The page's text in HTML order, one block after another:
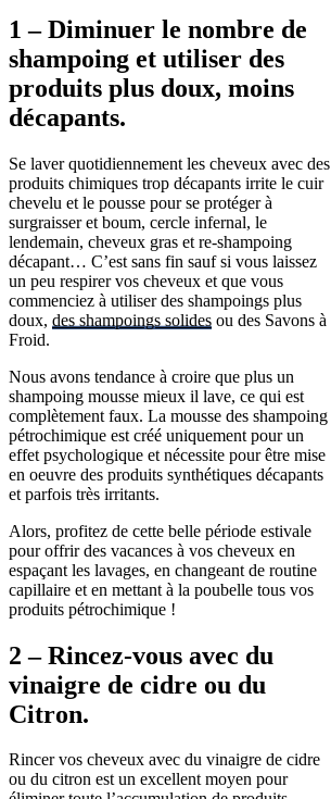
1 – Diminuer le nombre de
shampoing et utiliser des
produits plus doux, moins
décapants.
Se laver quotidiennement les cheveux avec des
produits chimiques trop décapants irrite le cuir
chevelu et le pousse pour se protéger à
surgraisser et boum, cercle infernal, le
lendemain, cheveux gras et re-shampoing
décapant… C’est sans fin sauf si vous laissez
un peu respirer vos cheveux et que vous
commenciez à utiliser des shampoings plus
doux, des shampoings solides ou des Savons à
Froid.
Nous avons tendance à croire que plus un
shampoing mousse mieux il lave, ce qui est
complètement faux. La mousse des shampoing
pétrochimique est créé uniquement pour un
effet psychologique et nécessite pour être mise
en oeuvre des produits synthétiques décapants
et parfois très irritants.
Alors, profitez de cette belle période estivale
pour offrir des vacances à vos cheveux en
espaçant les lavages, en changeant de routine
capillaire et en mettant à la poubelle tous vos
produits pétrochimique !
2 – Rincez-vous avec du
vinaigre de cidre ou du
Citron.
Rincer vos cheveux avec du vinaigre de cidre
ou du citron est un excellent moyen pour